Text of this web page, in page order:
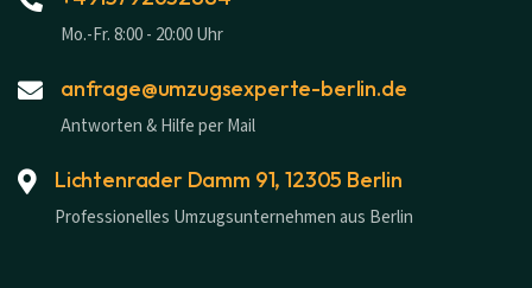
Mo.-Fr. 8:00 - 20:00 Uhr
anfrage@umzugsexperte-berlin.de
Antworten & Hilfe per Mail
Lichtenrader Damm 91, 12305 Berlin
Professionelles Umzugsunternehmen aus Berlin